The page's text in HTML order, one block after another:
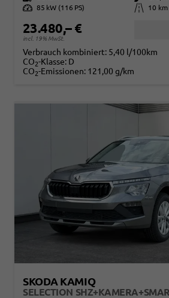
Leistung 85 kW (116 PS) Kilometerstand 10 km
23.480,– €
incl. 19% MwSt.
Verbrauch kombiniert: 5,40 l/100km
CO2-Klasse: D
CO2-Emissionen: 121,00 g/km
SKODA KAMIQ